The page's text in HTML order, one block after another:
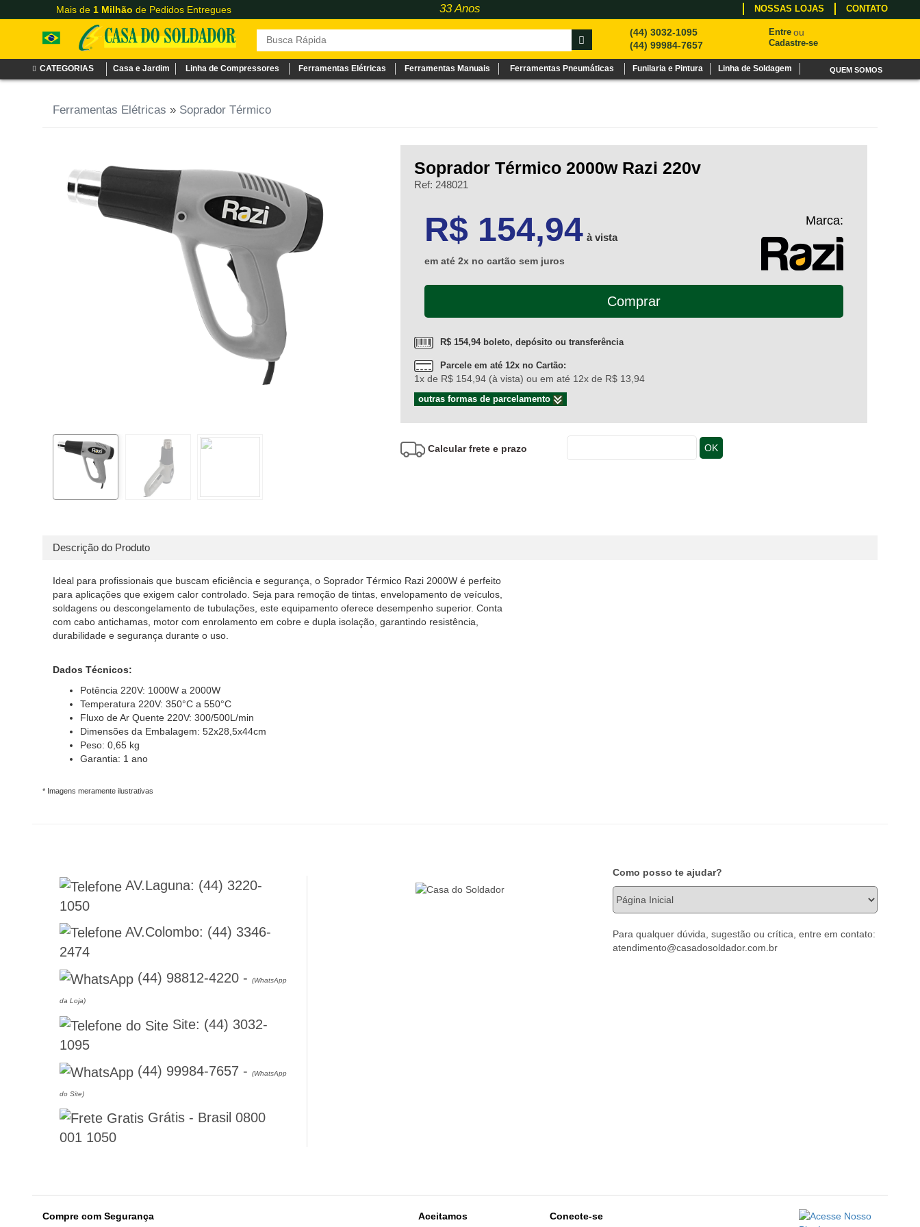
Mais de 1 Milhão de Pedidos Entregues 33 Anos NOSSAS LOJAS CONTATO
(44) 3032-1095
(44) 99984-7657
Entre ou
Cadastre-se
CATEGORIAS Casa e Jardim Linha de Compressores Ferramentas Elétricas Ferramentas Manuais Ferramentas Pneumáticas Funilaria e Pintura Linha de Soldagem QUEM SOMOS
Ferramentas Elétricas » Soprador Térmico
Soprador Térmico 2000w Razi 220v
Ref: 248021
R$ 154,94 à vista
em até 2x no cartão sem juros
Marca:
Comprar
R$ 154,94 boleto, depósito ou transferência
Parcele em até 12x no Cartão:
1x de R$ 154,94 (à vista) ou em até 12x de R$ 13,94
outras formas de parcelamento
Calcular frete e prazo OK
Descrição do Produto
Ideal para profissionais que buscam eficiência e segurança, o Soprador Térmico Razi 2000W é perfeito
para aplicações que exigem calor controlado. Seja para remoção de tintas, envelopamento de veículos,
soldagens ou descongelamento de tubulações, este equipamento oferece desempenho superior. Conta
com cabo antichamas, motor com enrolamento em cobre e dupla isolação, garantindo resistência,
durabilidade e segurança durante o uso.
Dados Técnicos:
Potência 220V: 1000W a 2000W
Temperatura 220V: 350°C a 550°C
Fluxo de Ar Quente 220V: 300/500L/min
Dimensões da Embalagem: 52x28,5x44cm
Peso: 0,65 kg
Garantia: 1 ano
* Imagens meramente ilustrativas
AV.Laguna: (44) 3220-
1050
AV.Colombo: (44) 3346-
2474
(44) 98812-4220 - (WhatsApp
da Loja)
Site: (44) 3032-
1095
(44) 99984-7657 - (WhatsApp
do Site)
Grátis - Brasil 0800
001 1050
Como posso te ajudar?
Para qualquer dúvida, sugestão ou crítica, entre em contato:
atendimento@casadosoldador.com.br
Compre com Segurança Aceitamos Conecte-se